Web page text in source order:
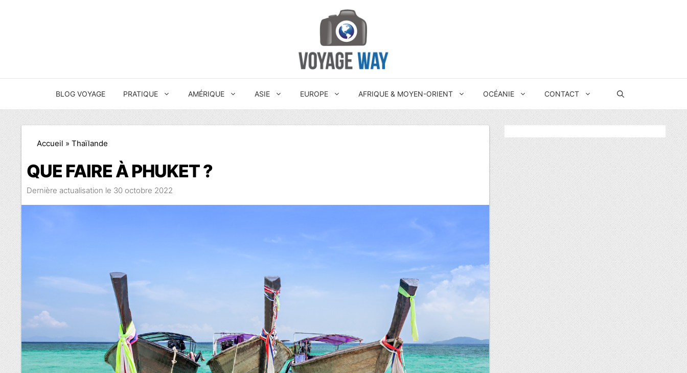
BLOG VOYAGE PRATIQUE AMÉRIQUE ASIE EUROPE AFRIQUE & MOYEN-ORIENT OCÉANIE CONTACT
Accueil » Thaïlande
QUE FAIRE À PHUKET ?
30 octobre 2022